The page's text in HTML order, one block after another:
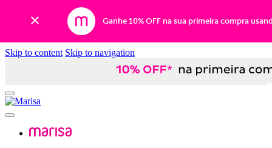
Ganhe 10% OFF na sua primeira compra
Skip to content Skip to navigation